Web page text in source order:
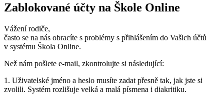
Zablokované účty na Škole Online
Vážení rodiče,
často se na nás obracíte s problémy s přihlášením do Vašich účtů
v systému Škola Online.
Než nám pošlete e-mail, zkontrolujte si následující:
1. Uživatelské jméno a heslo musíte zadat přesně tak, jak jste si
zvolili. Systém rozlišuje velká a malá písmena i diakritiku.